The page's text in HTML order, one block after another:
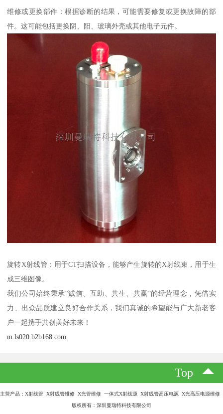
维修或更换部件：根据诊断的结果，可能需要修复或更换故障的部
件。这可能包括更换阴、阳、玻璃外壳或其他电子元件。
旋转X射线管：用于CT扫描设备，能够产生旋转的X射线束，用于生
成三维图像。
我们公司始终秉承“诚信、互助、共生、共赢”的经营理念，凭借实
力、出众品质建立良好合作关系，我们真诚的希望能与广大新老客
户一起携手共创美好未来！
m.ls020.b2b168.com
Top
主营产品：X射线管 X射线管维修 X光管维修 一体式X射线源 X射线管高压电源 X光高压电源维修
版权所有：深圳曼瑞特科技有限公司